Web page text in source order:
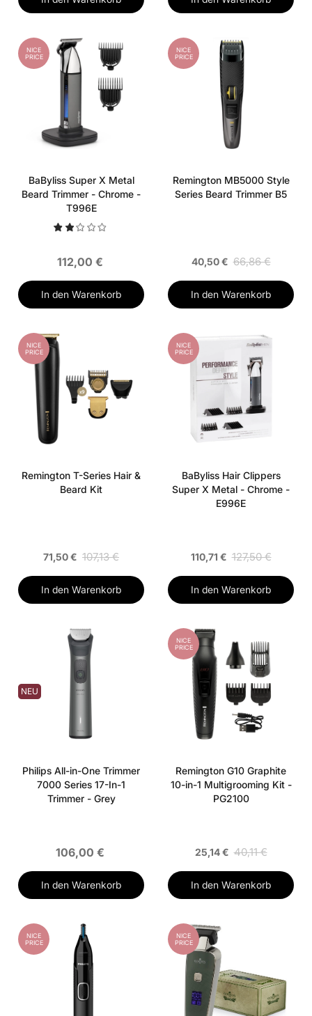
NICE
PRICE
BaByliss Super X Metal
Beard Trimmer - Chrome -
T996E
112,00 €
In den Warenkorb
NICE
PRICE
Remington MB5000 Style
Series Beard Trimmer B5
40,50 € 66,86 €
In den Warenkorb
NICE
PRICE
Remington T-Series Hair &
Beard Kit
71,50 € 107,13 €
In den Warenkorb
NICE
PRICE
BaByliss Hair Clippers
Super X Metal - Chrome -
E996E
110,71 € 127,50 €
In den Warenkorb
NEU
Philips All-in-One Trimmer
7000 Series 17-In-1
Trimmer - Grey
106,00 €
In den Warenkorb
NICE
PRICE
Remington G10 Graphite
10-in-1 Multigrooming Kit -
PG2100
25,14 € 40,11 €
In den Warenkorb
NICE
PRICE
NICE
PRICE